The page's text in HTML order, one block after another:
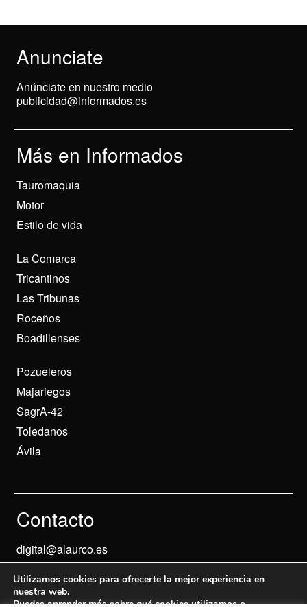
Anunciate
Anúnciate en nuestro medio
publicidad@informados.es
Más en Informados
Tauromaquia
Motor
Estilo de vida
La Comarca
Tricantinos
Las Tribunas
Roceños
Boadillenses
Pozueleros
Majariegos
SagrA-42
Toledanos
Ávila
Contacto
digital@alaurco.es
Utilizamos cookies para ofrecerte la mejor experiencia en
nuestra web.
Puedes aprender más sobre qué cookies utilizamos o